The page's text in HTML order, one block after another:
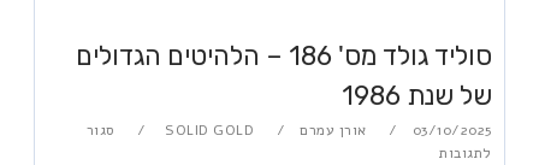
סוליד גולד מס' 186 – הלהיטים הגדולים
של שנת 1986
03/10/2025 אורן עמרם SOLID GOLD
סגור
לתגובות